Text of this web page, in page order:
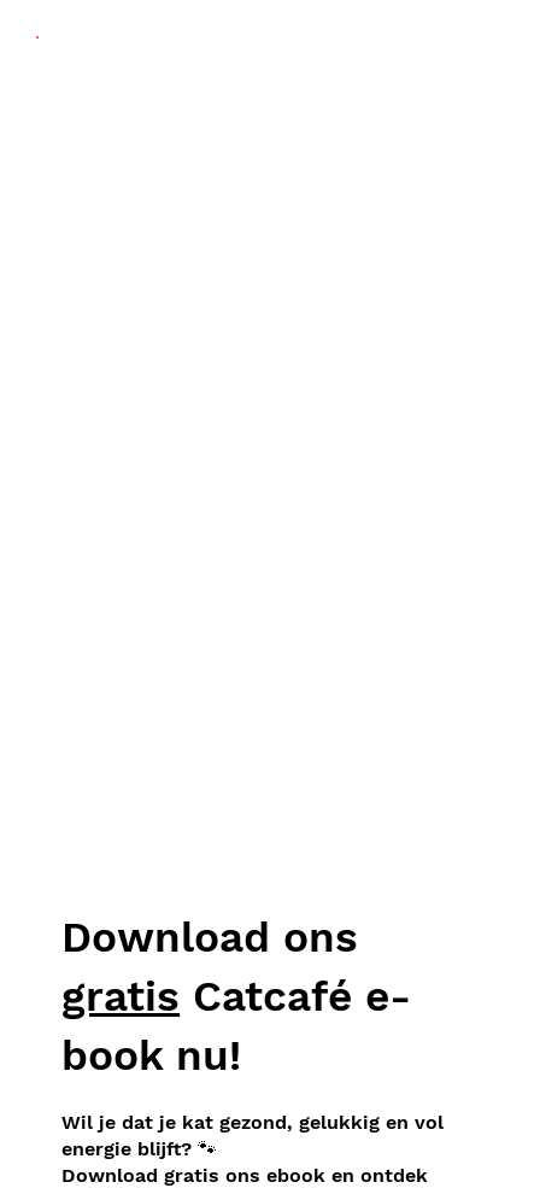
Download ons
gratis Catcafé e-
book nu!
Wil je dat je kat gezond, gelukkig en vol
energie blijft? 🐾
Download gratis ons ebook en ontdek